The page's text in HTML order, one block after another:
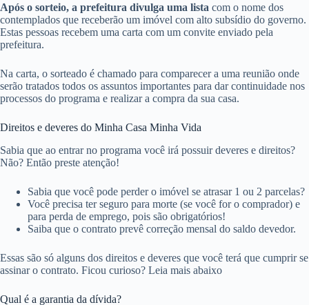
Após o sorteio, a prefeitura divulga uma lista com o nome dos
contemplados que receberão um imóvel com alto subsídio do governo.
Estas pessoas recebem uma carta com um convite enviado pela
prefeitura.
Na carta, o sorteado é chamado para comparecer a uma reunião onde
serão tratados todos os assuntos importantes para dar continuidade nos
processos do programa e realizar a compra da sua casa.
Direitos e deveres do Minha Casa Minha Vida
Sabia que ao entrar no programa você irá possuir deveres e direitos?
Não? Então preste atenção!
Sabia que você pode perder o imóvel se atrasar 1 ou 2 parcelas?
Você precisa ter seguro para morte (se você for o comprador) e
para perda de emprego, pois são obrigatórios!
Saiba que o contrato prevê correção mensal do saldo devedor.
Essas são só alguns dos direitos e deveres que você terá que cumprir se
assinar o contrato. Ficou curioso? Leia mais abaixo
Qual é a garantia da dívida?